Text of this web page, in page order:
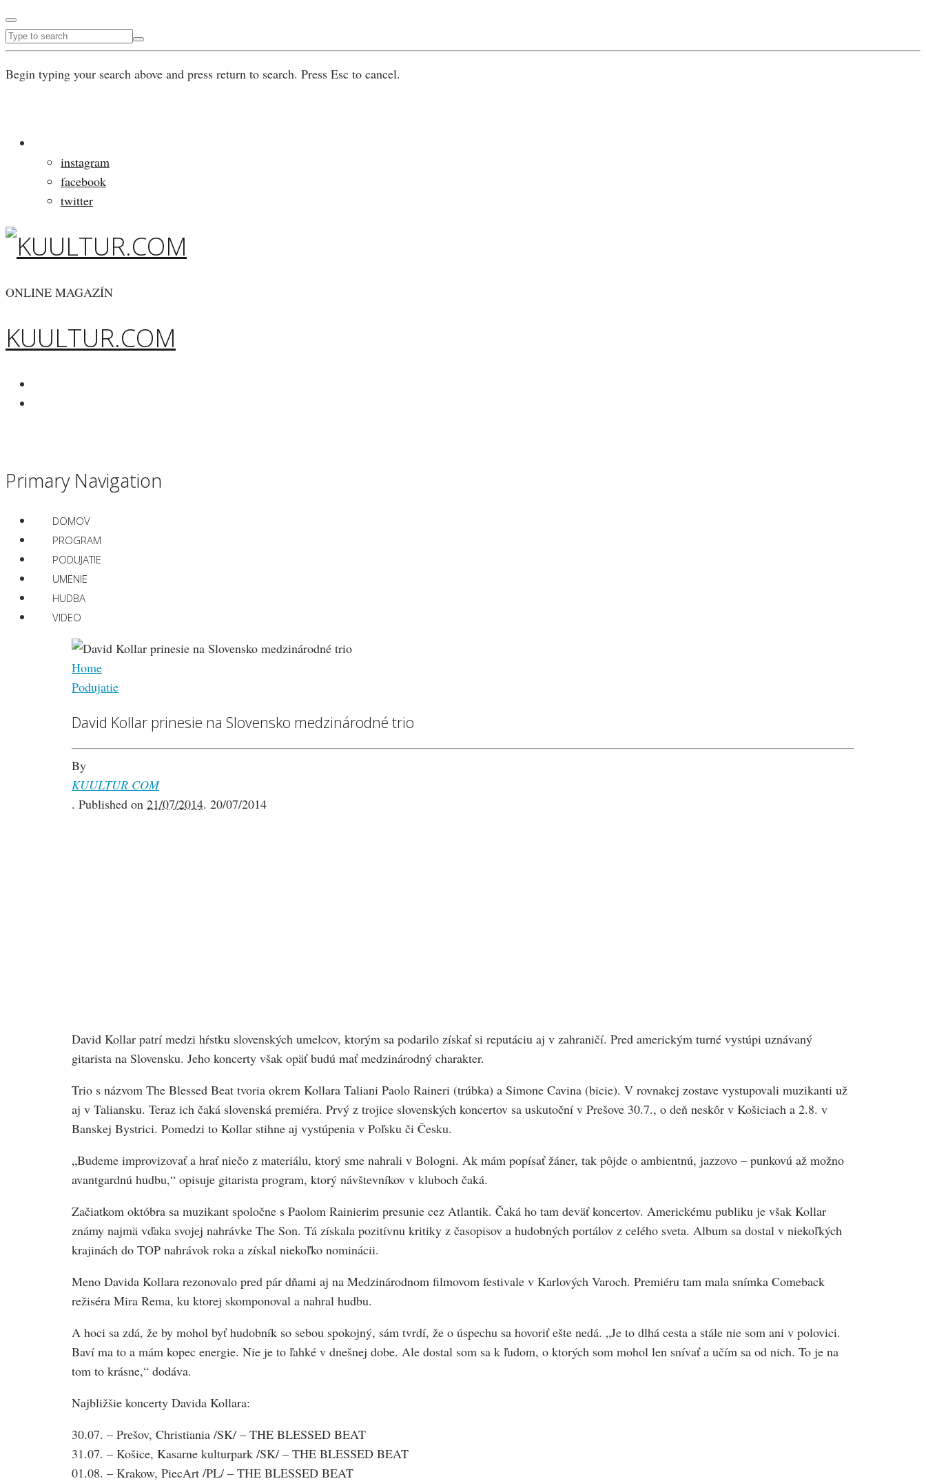
Begin typing your search above and press return to search. Press Esc to cancel.
instagram
facebook
twitter
ONLINE MAGAZÍN
KUULTUR.COM
Primary Navigation
DOMOV
PROGRAM
PODUJATIE
UMENIE
HUDBA
VIDEO
Home
Podujatie
David Kollar prinesie na Slovensko medzinárodné trio
By
KUULTUR COM
. Published on 21/07/2014. 20/07/2014
David Kollar patrí medzi hŕstku slovenských umelcov, ktorým sa podarilo získať si reputáciu aj v zahraničí. Pred americkým turné vystúpi uznávaný
gitarista na Slovensku. Jeho koncerty však opäť budú mať medzinárodný charakter.
Trio s názvom The Blessed Beat tvoria okrem Kollara Taliani Paolo Raineri (trúbka) a Simone Cavina (bicie). V rovnakej zostave vystupovali muzikanti už
aj v Taliansku. Teraz ich čaká slovenská premiéra. Prvý z trojice slovenských koncertov sa uskutoční v Prešove 30.7., o deň neskôr v Košiciach a 2.8. v
Banskej Bystrici. Pomedzi to Kollar stihne aj vystúpenia v Poľsku či Česku.
„Budeme improvizovať a hrať niečo z materiálu, ktorý sme nahrali v Bologni. Ak mám popísať žáner, tak pôjde o ambientnú, jazzovo – punkovú až možno
avantgardnú hudbu,“ opisuje gitarista program, ktorý návštevníkov v kluboch čaká.
Začiatkom októbra sa muzikant spoločne s Paolom Rainierim presunie cez Atlantik. Čaká ho tam deväť koncertov. Americkému publiku je však Kollar
známy najmä vďaka svojej nahrávke The Son. Tá získala pozitívnu kritiky z časopisov a hudobných portálov z celého sveta. Album sa dostal v niekoľkých
krajinách do TOP nahrávok roka a získal niekoľko nominácii.
Meno Davida Kollara rezonovalo pred pár dňami aj na Medzinárodnom filmovom festivale v Karlových Varoch. Premiéru tam mala snímka Comeback
režiséra Mira Rema, ku ktorej skomponoval a nahral hudbu.
A hoci sa zdá, že by mohol byť hudobník so sebou spokojný, sám tvrdí, že o úspechu sa hovoriť ešte nedá. „Je to dlhá cesta a stále nie som ani v polovici.
Baví ma to a mám kopec energie. Nie je to ľahké v dnešnej dobe. Ale dostal som sa k ľudom, o ktorých som mohol len snívať a učím sa od nich. To je na
tom to krásne,“ dodáva.
Najbližšie koncerty Davida Kollara:
30.07. – Prešov, Christiania /SK/ – THE BLESSED BEAT
31.07. – Košice, Kasarne kulturpark /SK/ – THE BLESSED BEAT
01.08. – Krakow, PiecArt /PL/ – THE BLESSED BEAT